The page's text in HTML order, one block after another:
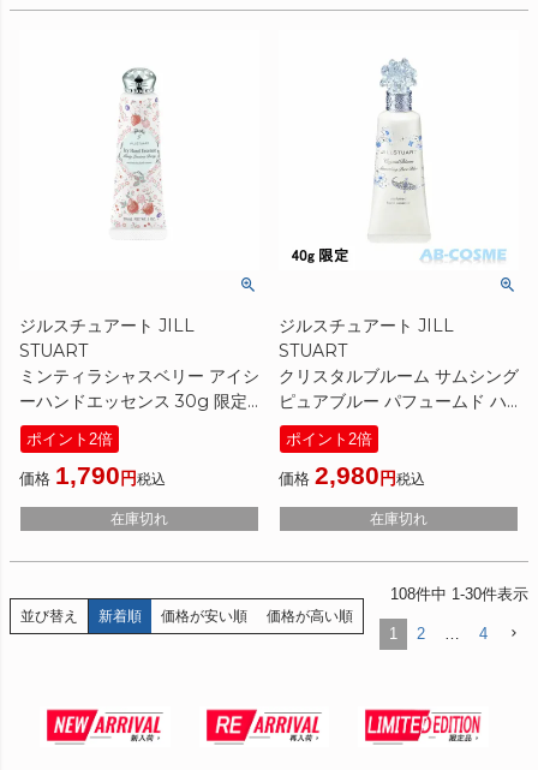
ジルスチュアート JILL
STUART
ミンティラシャスベリー アイシ
ーハンドエッセンス 30g 限定
[ ハンドクリーム ] ☆新入荷06
2025夏
ポイント2倍
価格 1,790 税込
在庫切れ
ジルスチュアート JILL
STUART
クリスタルブルーム サムシング
ピュアブルー パフュームド ハ
ンド エッセンス 40g 限定
[ ハンドクリーム ] ☆新入荷05
2025夏
ポイント2倍
価格 2,980 税込
在庫切れ
並び替え 新着順 価格が安い順 価格が高い順
108件中 1-30件表示
1 2 4